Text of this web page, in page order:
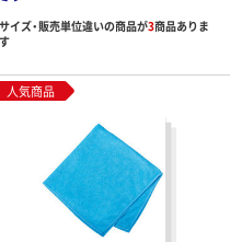
サイズ・販売単位違いの商品が3商品ありま
す
人気商品